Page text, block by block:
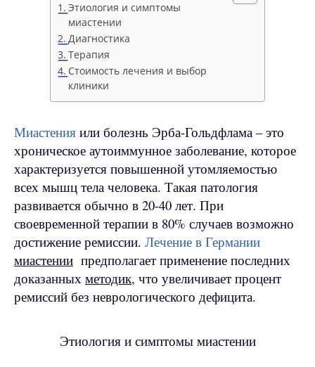
Этиология и симптомы
миастении
Диагностика
Терапия
Стоимость лечения и выбор
клиники
Миастения или болезнь Эрба-Гольдфлама – это
хроническое аутоиммунное заболевание, которое
характеризуется повышенной утомляемостью
всех мышц тела человека. Такая патология
развивается обычно в 20-40 лет. При
своевременной терапии в 80% случаев возможно
достижение ремиссии. Лечение в Германии
миастении предполагает применение последних
доказанных методик, что увеличивает процент
ремиссий без неврологического дефицита.
Этиология и симптомы миастении